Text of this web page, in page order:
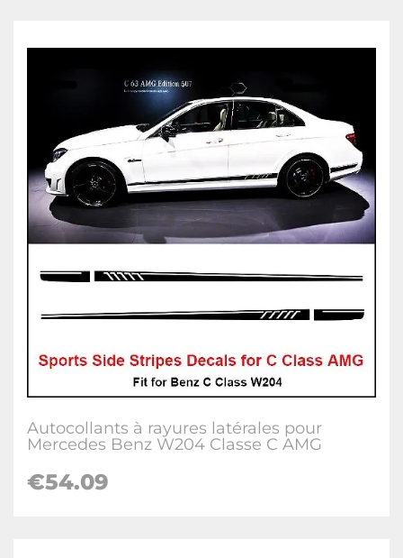
Autocollants à rayures latérales pour
Mercedes Benz W204 Classe C AMG
€54.09